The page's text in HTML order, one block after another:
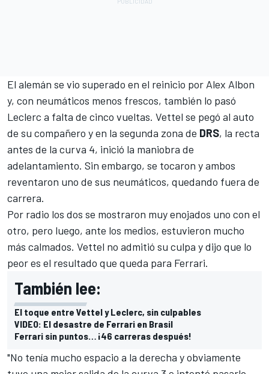
El alemán se vio superado en el reinicio por Alex Albon
y, con neumáticos menos frescos, también lo pasó
Leclerc a falta de cinco vueltas. Vettel se pegó al auto
de su compañero y en la segunda zona de DRS, la recta
antes de la curva 4, inició la maniobra de
adelantamiento. Sin embargo, se tocaron y ambos
reventaron uno de sus neumáticos, quedando fuera de
carrera.
Por radio los dos se mostraron muy enojados uno con el
otro, pero luego, ante los medios, estuvieron mucho
más calmados. Vettel no admitió su culpa y dijo que lo
peor es el resultado que queda para Ferrari.
También lee:
El toque entre Vettel y Leclerc, sin culpables
VIDEO: El desastre de Ferrari en Brasil
Ferrari sin puntos… ¡46 carreras después!
"No tenía mucho espacio a la derecha y obviamente